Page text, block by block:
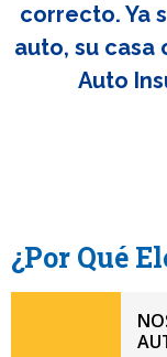
correcto. Ya
auto, su casa
Auto
¿Por Qué